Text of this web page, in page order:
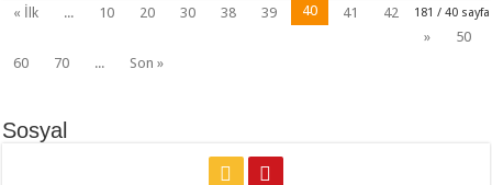
181 / 40 sayfa
« İlk ... 10 20 30 38 39 40 41
42
»
50
60
70 ... Son »
Sosyal